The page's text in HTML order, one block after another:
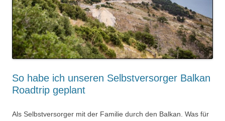
So habe ich unseren Selbstversorger Balkan
Roadtrip geplant
Als Selbstversorger mit der Familie durch den Balkan. Was für